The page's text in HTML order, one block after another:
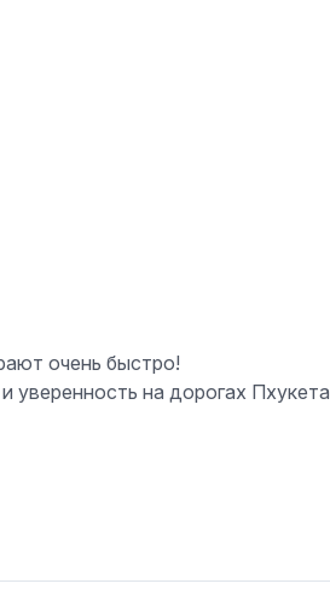
очень быстро!
на дорогах Пхукета